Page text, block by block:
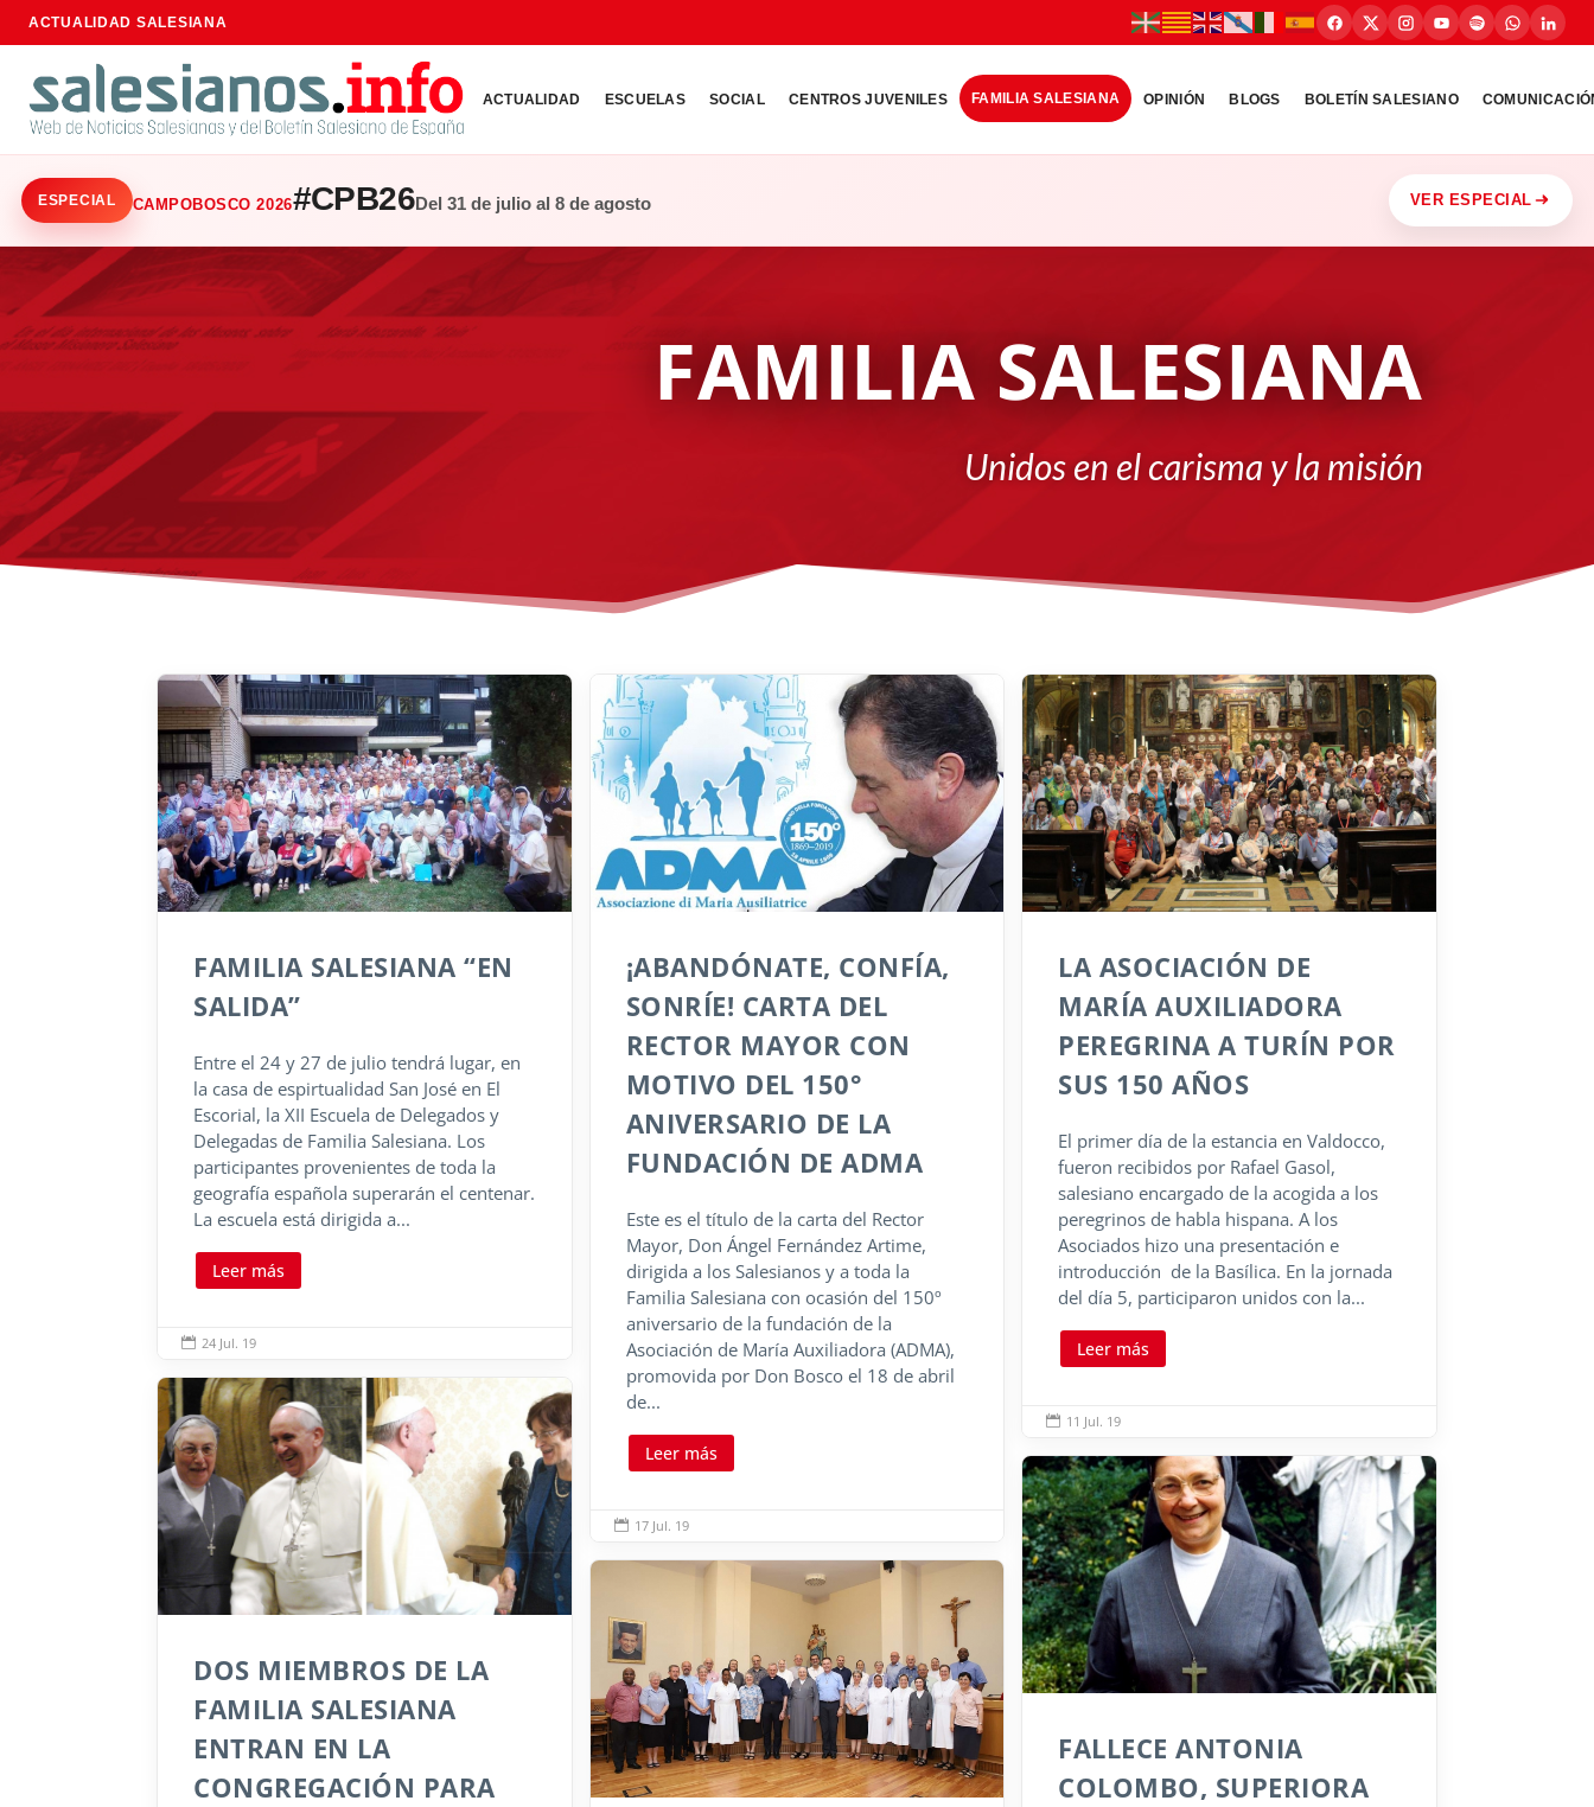
ACTUALIDAD SALESIANA
ACTUALIDAD ESCUELAS SOCIAL CENTROS JUVENILES FAMILIA SALESIANA OPINIÓN BLOGS BOLETÍN SALESIANO
ESPECIAL CAMPOBOSCO 2026#CPB26Del 31 de julio al 8 de agosto VER ESPECIAL
FAMILIA SALESIANA
Unidos en el carisma y la misión
FAMILIA SALESIANA “EN
SALIDA”
Entre el 24 y 27 de julio tendrá lugar, en
la casa de espirtualidad San José en El
Escorial, la XII Escuela de Delegados y
Delegadas de Familia Salesiana. Los
participantes provenientes de toda la
geografía española superarán el centenar.
La escuela está dirigida a...
Leer más
 24 Jul. 19
¡ABANDÓNATE, CONFÍA,
SONRÍE! CARTA DEL
RECTOR MAYOR CON
MOTIVO DEL 150°
ANIVERSARIO DE LA
FUNDACIÓN DE ADMA
Este es el título de la carta del Rector
Mayor, Don Ángel Fernández Artime,
dirigida a los Salesianos y a toda la
Familia Salesiana con ocasión del 150º
aniversario de la fundación de la
Asociación de María Auxiliadora (ADMA),
promovida por Don Bosco el 18 de abril
de...
Leer más
 17 Jul. 19
LA ASOCIACIÓN DE
MARÍA AUXILIADORA
PEREGRINA A TURÍN POR
SUS 150 AÑOS
El primer día de la estancia en Valdocco,
fueron recibidos por Rafael Gasol,
salesiano encargado de la acogida a los
peregrinos de habla hispana. A los
Asociados hizo una presentación e
introducción de la Basílica. En la jornada
del día 5, participaron unidos con la...
Leer más
 11 Jul. 19
DOS MIEMBROS DE LA
FAMILIA SALESIANA
ENTRAN EN LA
CONGREGACIÓN PARA
FALLECE ANTONIA
COLOMBO, SUPERIORA